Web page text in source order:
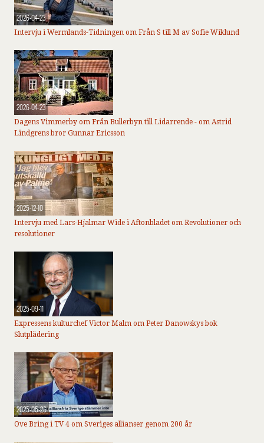
2026-04-23
Intervju i Wermlands-Tidningen om Från S till M av Sofie Wiklund
2026-04-23
Dagens Vimmerby om Från Bullerbyn till Lidarrende - om Astrid
Lindgrens bror Gunnar Ericsson
2025-12-10
Intervju med Lars-Hjalmar Wide i Aftonbladet om Revolutioner och
resolutioner
2025-09-11
Expressens kulturchef Victor Malm om Peter Danowskys bok
Slutplädering
2025-05-26
Ove Bring i TV 4 om Sveriges allianser genom 200 år